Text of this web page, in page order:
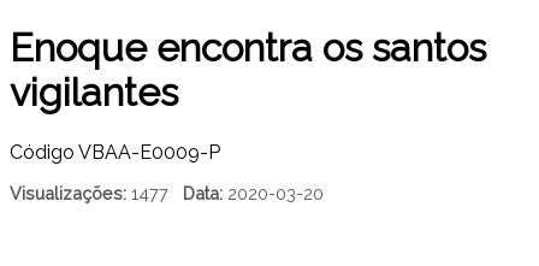
Enoque encontra os santos
vigilantes
Código VBAA-E0009-P
Visualizações: 1477 Data: 2020-03-20